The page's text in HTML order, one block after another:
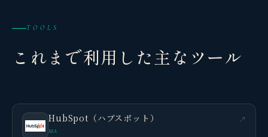
TOOLS
これまで利用した主なツール
HubSpot（ハブスポット）
MA
↗